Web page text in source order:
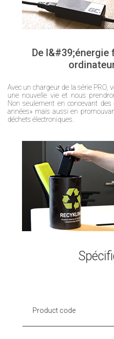
De
Avec un chargeur de la série PRO,
une nouvelle vie et nous
Non seulement en concevant
années» mais aussi en
déchets électroniques.
Product code